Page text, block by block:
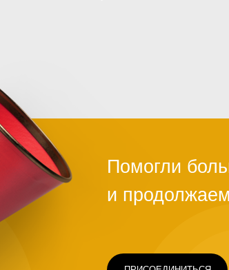
здоровья или
проще сдаться,